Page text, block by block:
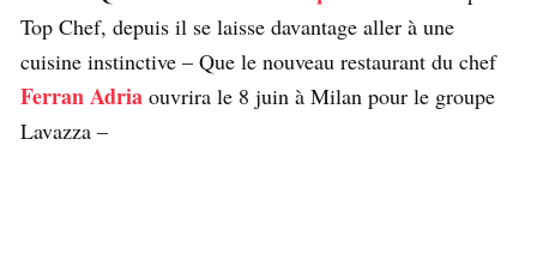
Top Chef, depuis il se laisse davantage aller à une
cuisine instinctive – Que le nouveau restaurant du chef
Ferran Adria ouvrira le 8 juin à Milan pour le groupe
Lavazza –